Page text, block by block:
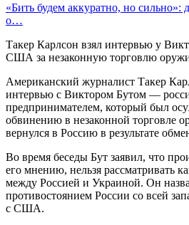
«Бить будем аккуратно, но сильно»:
о…
Такер Карлсон взял интервью у
США за незаконную торговлю
Американский журналист Такер
интервью с Виктором Бутом —
предпринимателем, который был
обвинению в незаконной торговле
вернулся в Россию в результате
Во время беседы Бут заявил, что
его мнению, нельзя рассматривать
между Россией и Украиной. Он
противостоянием России со всей
с США.